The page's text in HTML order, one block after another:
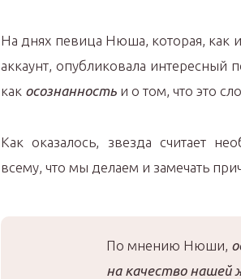
На днях певица Нюша, которая, как
аккаунт, опубликовала интересный
как осознанность и о том, что это
Как оказалось, звезда считает
всему, что мы делаем и замечать
По мнению Нюши,
на качество нашей